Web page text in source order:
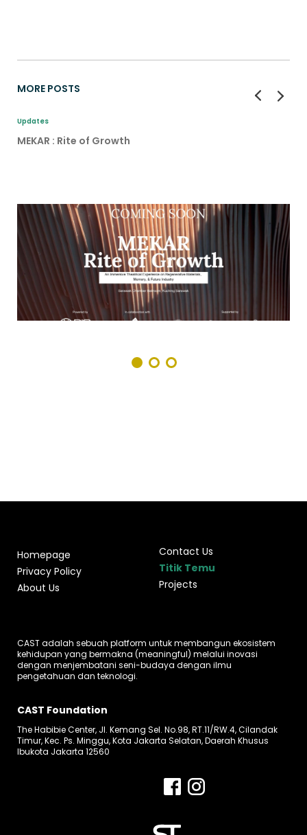
MORE POSTS
Updates
MEKAR : Rite of Growth
Homepage
Privacy Policy
About Us
Contact Us
Titik Temu
Projects
CAST adalah sebuah platform untuk membangun ekosistem
kehidupan yang bermakna (meaningful) melalui inovasi
dengan menjembatani seni-budaya dengan ilmu
pengetahuan dan teknologi.
CAST Foundation
The Habibie Center, Jl. Kemang Sel. No.98, RT.11/RW.4, Cilandak
Timur, Kec. Ps. Minggu, Kota Jakarta Selatan, Daerah Khusus
Ibukota Jakarta 12560